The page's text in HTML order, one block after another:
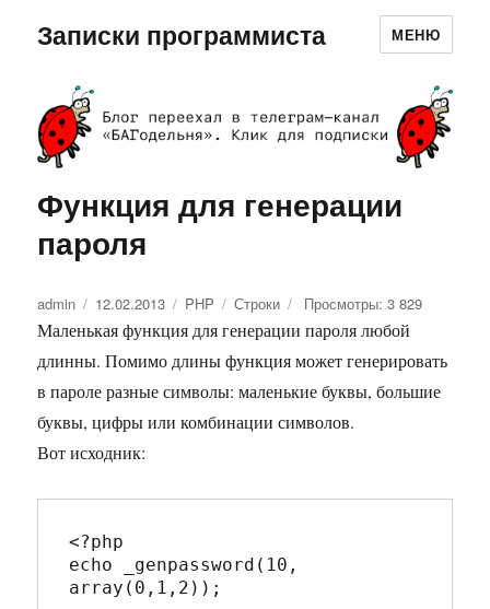
Записки программиста МЕНЮ
Функция для генерации
пароля
Автор
admin Опубликовано
12.02.2013 Рубрики
PHP Метки
Строки Просмотры: 3 829
Маленькая функция для генерации пароля любой
длинны. Помимо длины функция может генерировать
в пароле разные символы: маленькие буквы, большие
буквы, цифры или комбинации символов.
Вот исходник:
<?php
echo _genpassword(10,
array(0,1,2));